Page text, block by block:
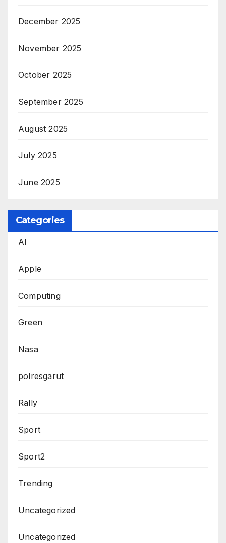
December 2025
November 2025
October 2025
September 2025
August 2025
July 2025
June 2025
Categories
AI
Apple
Computing
Green
Nasa
polresgarut
Rally
Sport
Sport2
Trending
Uncategorized
Uncategorized